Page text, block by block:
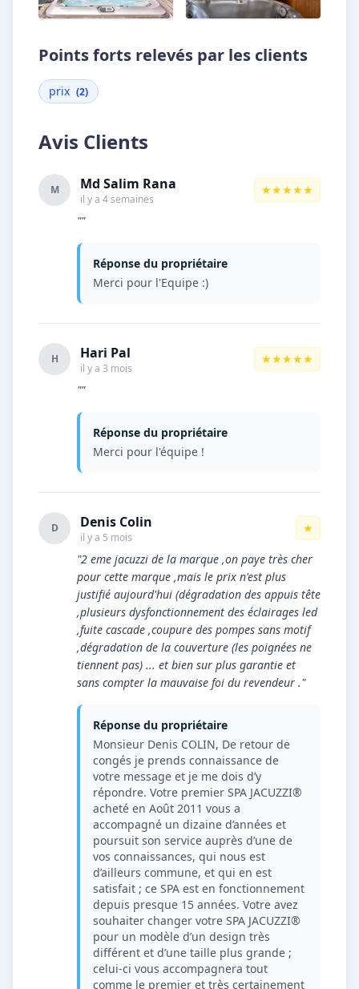
Points forts relevés par les clients
prix (2)
Avis Clients
M Md Salim Rana
il y a 4 semaines
★★★★★
""
Réponse du propriétaire
Merci pour l'Equipe :)
H Hari Pal
il y a 3 mois
★★★★★
""
Réponse du propriétaire
Merci pour l'équipe !
D Denis Colin
il y a 5 mois
★
"2 eme jacuzzi de la marque ,on paye très cher
pour cette marque ,mais le prix n'est plus
justifié aujourd'hui (dégradation des appuis tête
,plusieurs dysfonctionnement des éclairages led
,fuite cascade ,coupure des pompes sans motif
,dégradation de la couverture (les poignées ne
tiennent pas) ... et bien sur plus garantie et
sans compter la mauvaise foi du revendeur ."
Réponse du propriétaire
Monsieur Denis COLIN, De retour de
congés je prends connaissance de
votre message et je me dois d’y
répondre. Votre premier SPA JACUZZI®
acheté en Août 2011 vous a
accompagné un dizaine d’années et
poursuit son service auprès d’une de
vos connaissances, qui nous est
d’ailleurs commune, et qui en est
satisfait ; ce SPA est en fonctionnement
depuis presque 15 années. Votre avez
souhaiter changer votre SPA JACUZZI®
pour un modèle d’un design très
différent et d’une taille plus grande ;
celui-ci vous accompagnera tout
comme le premier et très certainement